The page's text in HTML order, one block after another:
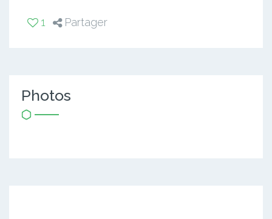
1 Partager
Photos